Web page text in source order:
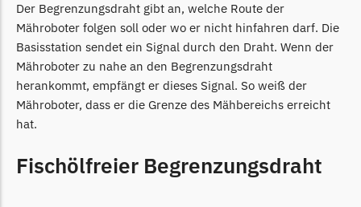
Begrenzungsdraht
Powerworks
Powerworks Messer
Begrenzungsdraht
Robomow
Robomow Messer
Begrenzungsdraht
Der Begrenzungsdraht gibt an, welche Route der
Mähroboter folgen soll oder wo er nicht hinfahren darf. Die
Basisstation sendet ein Signal durch den Draht. Wenn der
Mähroboter zu nahe an den Begrenzungsdraht
herankommt, empfängt er dieses Signal. So weiß der
Mähroboter, dass er die Grenze des Mähbereichs erreicht
hat.
Fischölfreier Begrenzungsdraht